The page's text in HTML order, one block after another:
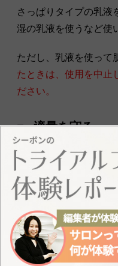
さっぱりタイプの乳液
湿の乳液を使うなど使
ただし、乳液を使って
たときは、使用を中止
ださい。
適量を守る
乳液をつけるときは、
す。スキンケア製品に
ため、パッケージを良
ベタつきが気になると
すぎると肌と手のひら
め注意が必要です。